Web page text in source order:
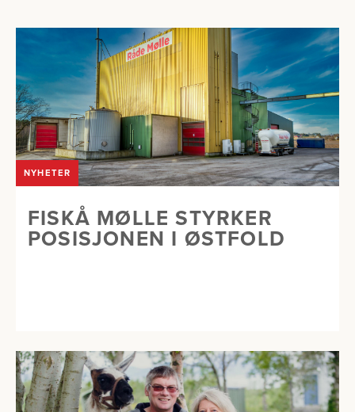
NYHETER
FISKÅ MØLLE STYRKER
POSISJONEN I ØSTFOLD